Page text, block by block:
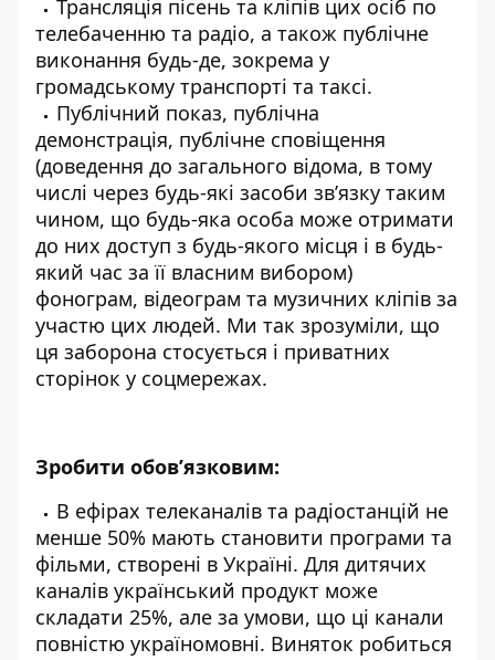
Трансляція пісень та кліпів цих осіб по
телебаченню та радіо, а також публічне
виконання будь-де, зокрема у
громадському транспорті та таксі.
Публічний показ, публічна
демонстрація, публічне сповіщення
(доведення до загального відома, в тому
числі через будь-які засоби зв’язку таким
чином, що будь-яка особа може отримати
до них доступ з будь-якого місця і в будь-
який час за її власним вибором)
фонограм, відеограм та музичних кліпів за
участю цих людей. Ми так зрозуміли, що
ця заборона стосується і приватних
сторінок у соцмережах.
Зробити обов’язковим:
В ефірах телеканалів та радіостанцій не
менше 50% мають становити програми та
фільми, створені в Україні. Для дитячих
каналів український продукт може
складати 25%, але за умови, що ці канали
повністю україномовні. Виняток робиться